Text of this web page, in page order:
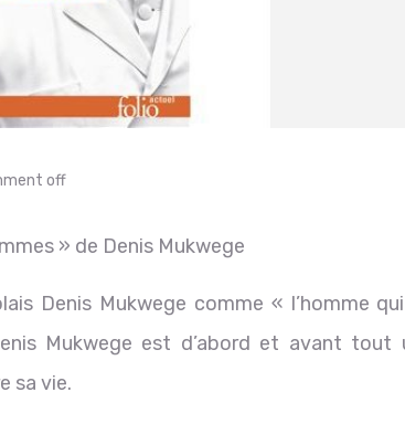
off
» de Denis Mukwege
Denis Mukwege comme « l’homme
Mukwege est d’abord et avant tout
sa vie.